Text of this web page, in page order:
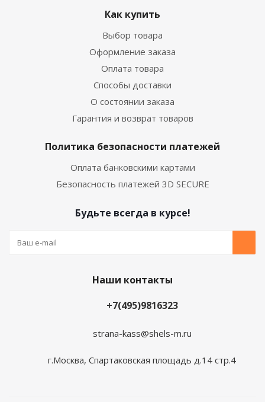
Как купить
Выбор товара
Оформление заказа
Оплата товара
Способы доставки
О состоянии заказа
Гарантия и возврат товаров
Политика безопасности платежей
Оплата банковскими картами
Безопасность платежей 3D SECURE
Будьте всегда в курсе!
Наши контакты
+7(495)9816323
strana-kass@shels-m.ru
г.Москва, Спартаковская площадь д.14 стр.4